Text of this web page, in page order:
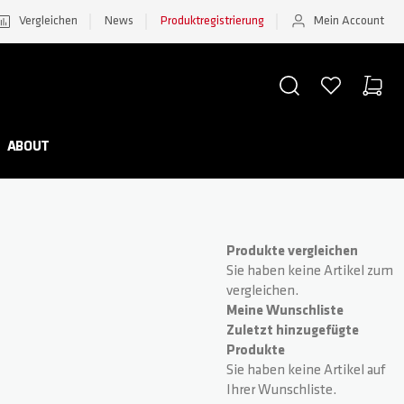
Vergleichen News Produktregistrierung Mein Account
ABOUT
SUCHE WUNSCHZETTEL
Produkte vergleichen
Sie haben keine Artikel zum
vergleichen.
Meine Wunschliste
Zuletzt hinzugefügte
Produkte
Sie haben keine Artikel auf
Ihrer Wunschliste.